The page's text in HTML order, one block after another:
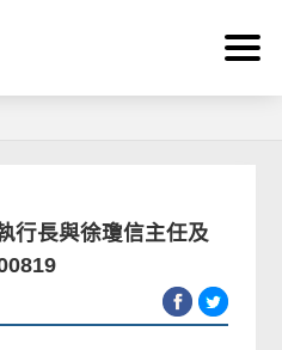
行長與徐瓊信主任及